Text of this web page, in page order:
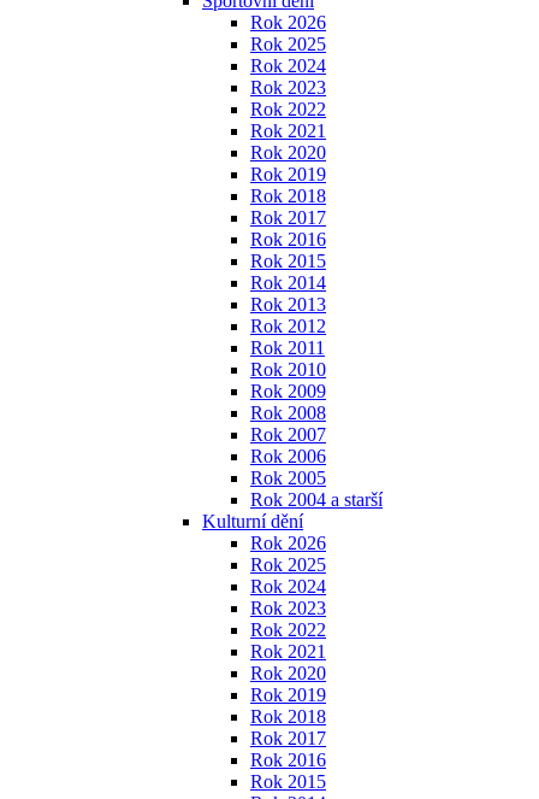
Rok 2026
Rok 2025
Rok 2024
Rok 2023
Rok 2022
Rok 2021
Rok 2020
Rok 2019
Rok 2018
Rok 2017
Rok 2016
Rok 2015
Rok 2014
Rok 2013
Rok 2012
Rok 2011
Rok 2010
Rok 2009
Rok 2008
Rok 2007
Rok 2006
Rok 2005
Rok 2004 a starší
Kulturní dění
Rok 2026
Rok 2025
Rok 2024
Rok 2023
Rok 2022
Rok 2021
Rok 2020
Rok 2019
Rok 2018
Rok 2017
Rok 2016
Rok 2015